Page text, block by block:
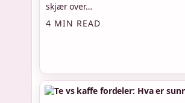
skjær over…
4 MIN READ